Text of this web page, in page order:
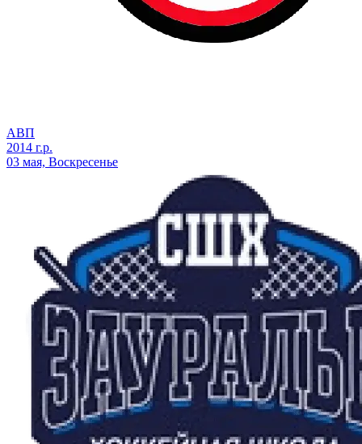
АВП
2014 г.р.
03 мая, Воскресенье